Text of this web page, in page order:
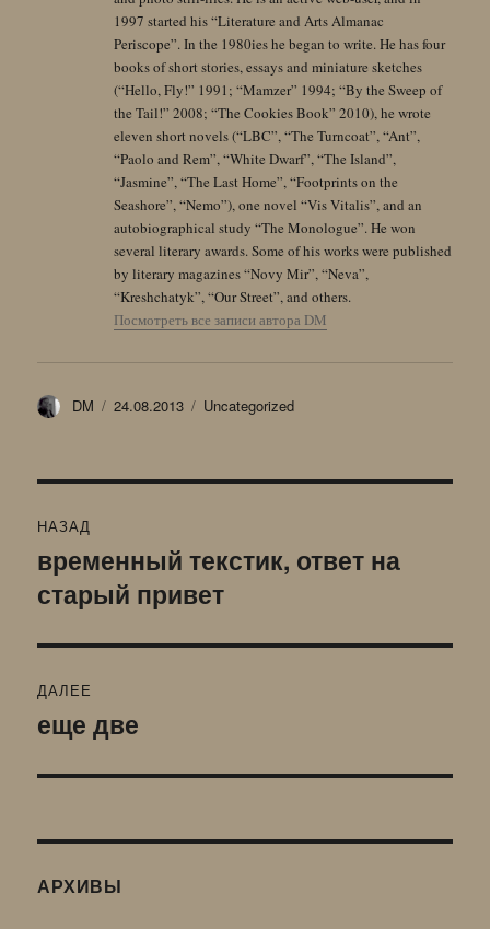
1997 started his “Literature and Arts Almanac
Periscope”. In the 1980ies he began to write. He has four
books of short stories, essays and miniature sketches
(“Hello, Fly!” 1991; “Mamzer” 1994; “By the Sweep of
the Tail!” 2008; “The Cookies Book” 2010), he wrote
eleven short novels (“LBC”, “The Turncoat”, “Ant”,
“Paolo and Rem”, “White Dwarf”, “The Island”,
“Jasmine”, “The Last Home”, “Footprints on the
Seashore”, “Nemo”), one novel “Vis Vitalis”, and an
autobiographical study “The Monologue”. He won
several literary awards. Some of his works were published
by literary magazines “Novy Mir”, “Neva”,
“Kreshchatyk”, “Our Street”, and others.
Посмотреть все записи автора DM
Автор
DM Опубликовано
24.08.2013 Рубрики
Uncategorized
по
записям
НАЗАД
Предыдущая
запись:
временный текстик, ответ на
старый привет
ДАЛЕЕ
Следующая
еще две
АРХИВЫ